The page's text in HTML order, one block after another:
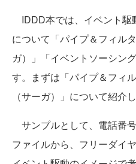
IDDD本では、イベント駆
について「パイプ＆フィル
ガ）」「イベントソーシン
す。まずは「パイプ＆フィ
（サーガ）」について紹介し
サンプルとして、電話番
ファイルから、フリーダイ